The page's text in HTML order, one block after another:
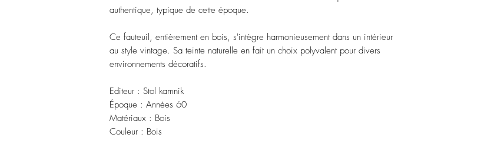
authentique, typique de cette époque.
Ce fauteuil, entièrement en bois, s'intègre harmonieusement dans un intérieur
au style vintage. Sa teinte naturelle en fait un choix polyvalent pour divers
environnements décoratifs.
Editeur : Stol kamnik
Époque : Années 60
Matériaux : Bois
Couleur : Bois